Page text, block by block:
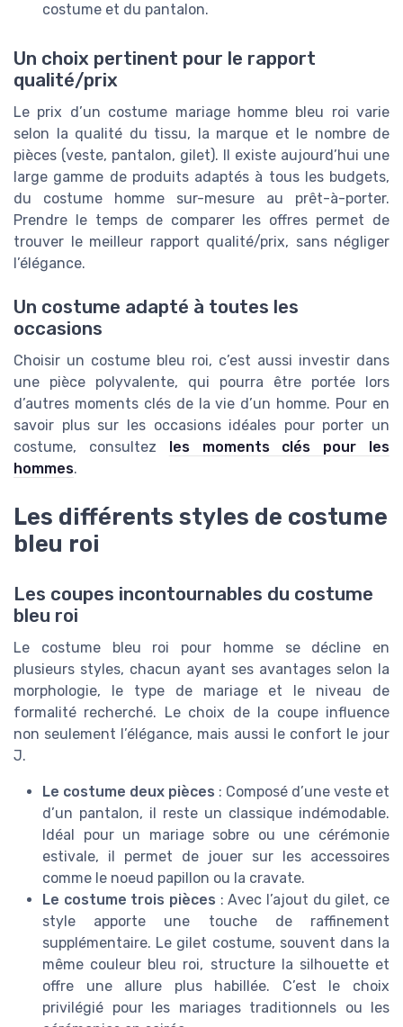
costume et du pantalon.
Un choix pertinent pour le rapport
qualité/prix
Le prix d’un costume mariage homme bleu roi varie
selon la qualité du tissu, la marque et le nombre de
pièces (veste, pantalon, gilet). Il existe aujourd’hui une
large gamme de produits adaptés à tous les budgets,
du costume homme sur-mesure au prêt-à-porter.
Prendre le temps de comparer les offres permet de
trouver le meilleur rapport qualité/prix, sans négliger
l’élégance.
Un costume adapté à toutes les
occasions
Choisir un costume bleu roi, c’est aussi investir dans
une pièce polyvalente, qui pourra être portée lors
d’autres moments clés de la vie d’un homme. Pour en
savoir plus sur les occasions idéales pour porter un
costume, consultez les moments clés pour les
hommes.
Les différents styles de costume
bleu roi
Les coupes incontournables du costume
bleu roi
Le costume bleu roi pour homme se décline en
plusieurs styles, chacun ayant ses avantages selon la
morphologie, le type de mariage et le niveau de
formalité recherché. Le choix de la coupe influence
non seulement l’élégance, mais aussi le confort le jour
J.
Le costume deux pièces : Composé d’une veste et
d’un pantalon, il reste un classique indémodable.
Idéal pour un mariage sobre ou une cérémonie
estivale, il permet de jouer sur les accessoires
comme le noeud papillon ou la cravate.
Le costume trois pièces : Avec l’ajout du gilet, ce
style apporte une touche de raffinement
supplémentaire. Le gilet costume, souvent dans la
même couleur bleu roi, structure la silhouette et
offre une allure plus habillée. C’est le choix
privilégié pour les mariages traditionnels ou les